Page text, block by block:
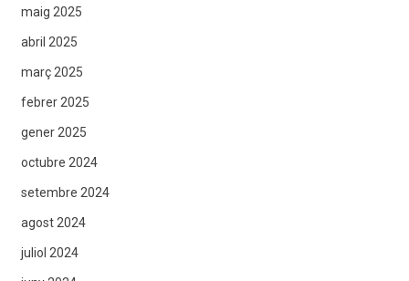
maig 2025
abril 2025
març 2025
febrer 2025
gener 2025
octubre 2024
setembre 2024
agost 2024
juliol 2024